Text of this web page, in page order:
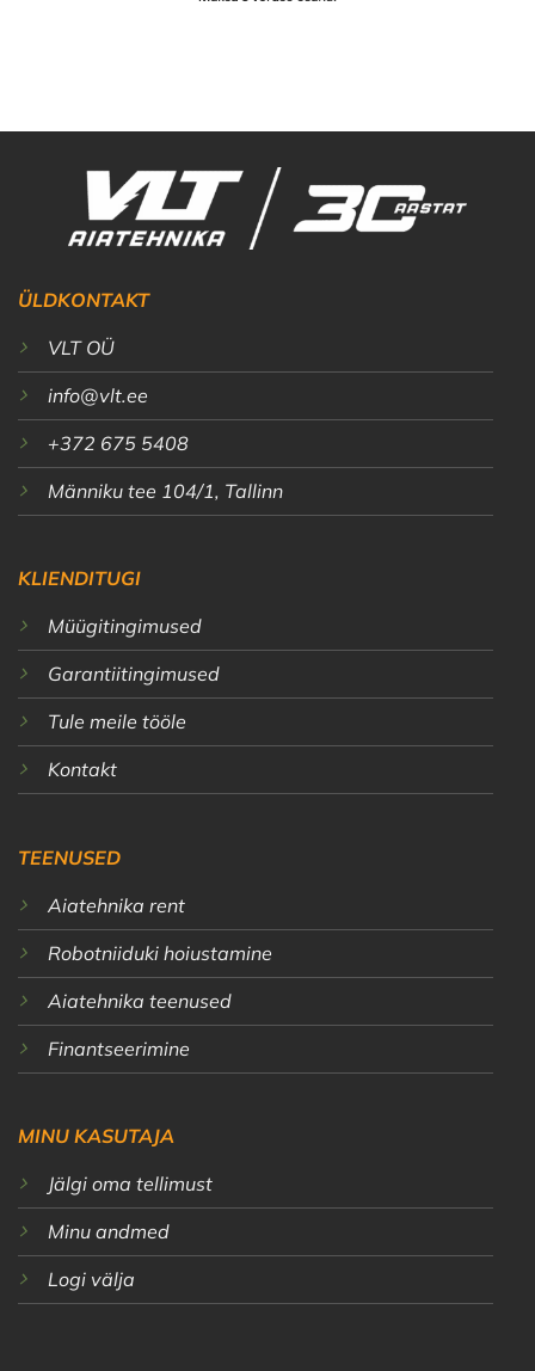
ÜLDKONTAKT
VLT OÜ
info@vlt.ee
+372 675 5408
Männiku tee 104/1, Tallinn
KLIENDITUGI
Müügitingimused
Garantiitingimused
Tule meile tööle
Kontakt
TEENUSED
Aiatehnika rent
Robotniiduki hoiustamine
Aiatehnika teenused
Finantseerimine
MINU KASUTAJA
Jälgi oma tellimust
Minu andmed
Logi välja